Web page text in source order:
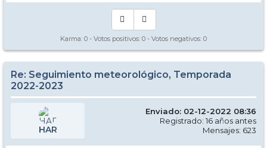
Karma: 0 - Votos positivos: 0 - Votos negativos: 0
Re: Seguimiento meteorológico, Temporada
2022-2023
HAR
Enviado: 02-12-2022 08:36
Registrado: 16 años antes
Mensajes: 623